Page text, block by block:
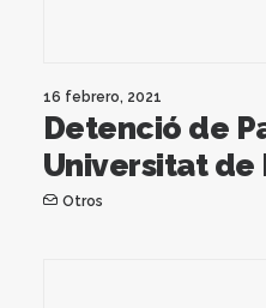
16 febrero, 2021
Detenció de
Universitat de
Otros